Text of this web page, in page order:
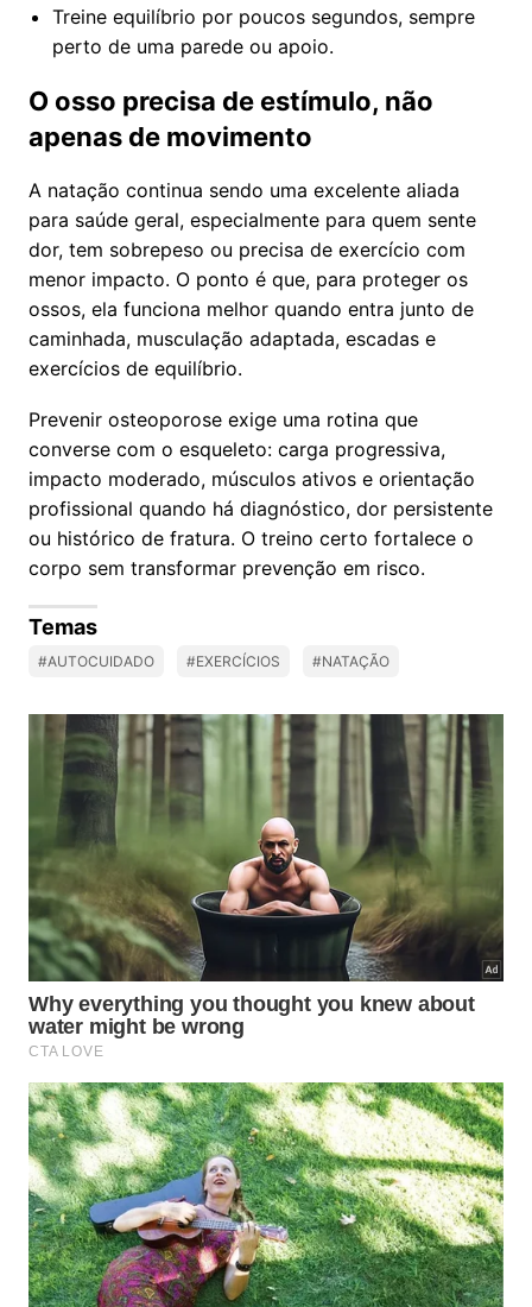
Treine equilíbrio por poucos segundos, sempre
perto de uma parede ou apoio.
O osso precisa de estímulo, não
apenas de movimento
A natação continua sendo uma excelente aliada
para saúde geral, especialmente para quem sente
dor, tem sobrepeso ou precisa de exercício com
menor impacto. O ponto é que, para proteger os
ossos, ela funciona melhor quando entra junto de
caminhada, musculação adaptada, escadas e
exercícios de equilíbrio.
Prevenir osteoporose exige uma rotina que
converse com o esqueleto: carga progressiva,
impacto moderado, músculos ativos e orientação
profissional quando há diagnóstico, dor persistente
ou histórico de fratura. O treino certo fortalece o
corpo sem transformar prevenção em risco.
Temas
#AUTOCUIDADO #EXERCÍCIOS #NATAÇÃO